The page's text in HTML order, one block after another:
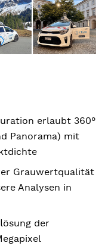
erlaubt 360°
Panorama) mit
Grauwertqualität
Analysen in
der